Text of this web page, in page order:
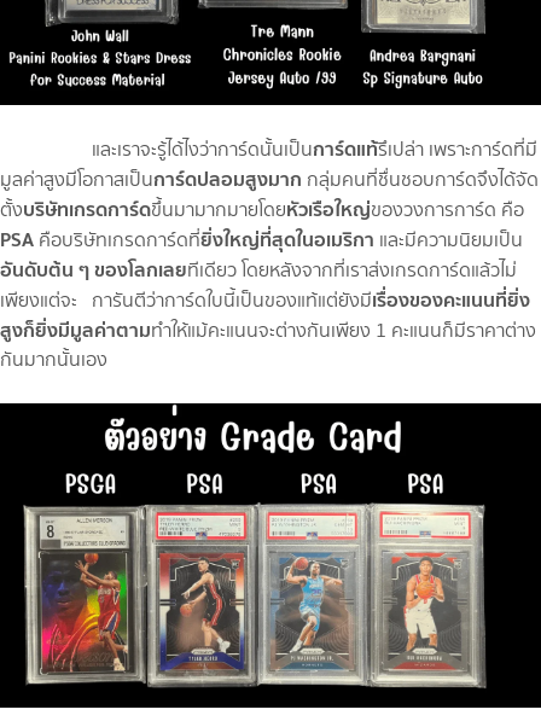
และเราจะรู้ได้ไงว่าการ์ดนั้นเป็นการ์ดแท้รึเปล่า เพราะการ์ดที่มี
มูลค่าสูงมีโอกาสเป็นการ์ดปลอมสูงมาก กลุ่มคนที่ชื่นชอบการ์ดจึงได้จัด
ตั้งบริษัทเกรดการ์ดขึ้นมามากมายโดยหัวเรือใหญ่ของวงการการ์ด คือ
PSA คือบริษัทเกรดการ์ดที่ยิ่งใหญ่ที่สุดในอเมริกา และมีความนิยมเป็น
อันดับต้น ๆ ของโลกเลยทีเดียว โดยหลังจากที่เราส่งเกรดการ์ดแล้วไม่
เพียงแต่จะ การันตีว่าการ์ดใบนี้เป็นของแท้แต่ยังมีเรื่องของคะแนนที่ยิ่ง
สูงก็ยิ่งมีมูลค่าตามทำให้แม้คะแนนจะต่างกันเพียง 1 คะแนนก็มีราคาต่าง
กันมากนั้นเอง